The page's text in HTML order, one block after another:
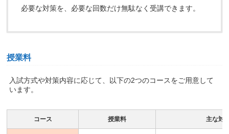
必要な対策を、必要な回数だけ無駄なく受講できます。
授業料
入試方式や対策内容に応じて、以下の2つのコースをご用意して
います。
コース 授業料 主な対